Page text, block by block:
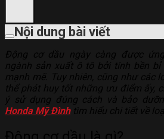
Nội dung bài viết
Honda Mỹ Đìnhtìm hiểu chi tiết về